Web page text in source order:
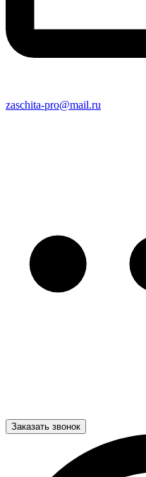
zaschita-pro@mail.ru
Заказать звонок